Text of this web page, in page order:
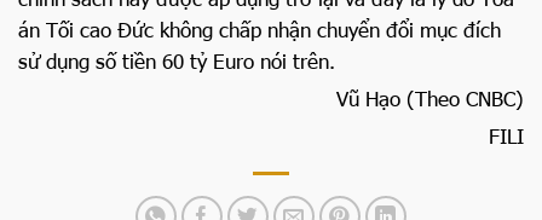
án Tối cao Đức không chấp nhận chuyển đổi mục đích
sử dụng số tiền 60 tỷ Euro nói trên.
Vũ Hạo (Theo CNBC)
FILI